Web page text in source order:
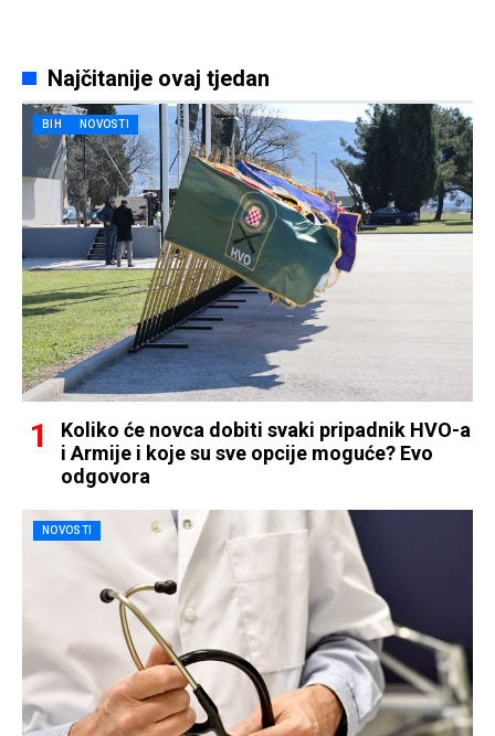
Najčitanije ovaj tjedan
BIH NOVOSTI
Koliko će novca dobiti svaki pripadnik HVO-a
i Armije i koje su sve opcije moguće? Evo
odgovora
NOVOSTI